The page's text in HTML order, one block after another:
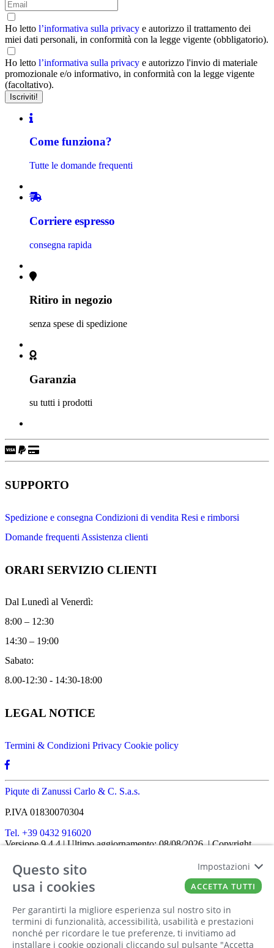
Ho letto l’informativa sulla privacy e autorizzo il trattamento dei
miei dati personali, in conformità con la legge vigente (obbligatorio).
Ho letto l’informativa sulla privacy e autorizzo l'invio di materiale
promozionale e/o informativo, in conformità con la legge vigente
(facoltativo).
Come funziona?
Tutte le domande frequenti
Corriere espresso
consegna rapida
Ritiro in negozio
senza spese di spedizione
Garanzia
su tutti i prodotti
SUPPORTO
Spedizione e consegna Condizioni di vendita Resi e rimborsi
Domande frequenti Assistenza clienti
ORARI SERVIZIO CLIENTI
Dal Lunedì al Venerdì:
8:00 – 12:30
14:30 – 19:00
Sabato:
8.00-12:30 - 14:30-18:00
LEGAL NOTICE
Termini & Condizioni Privacy Cookie policy
Piqute di Zanussi Carlo & C. S.a.s.
P.IVA 01830070304
Tel. +39 0432 916020
Versione 9.4.4 | Ultimo aggiornamento: 08/08/2026 | Copyright
Home| Chi siamo| Approfondimenti
FATTO CON IL
DA EUROBUSINESS
Ciao! Stai usando un browser non più
supportato! Per fruire al meglio di questo
sito ti consigliamo di utilizzare un altro
Questo sito
usa i cookies
Per garantirti la migliore esperienza sul nostro sito in
termini di funzionalità, accessibilità, usabilità e prestazioni
nonché per ricordare le tue preferenze, ti invitiamo ad
installare i cookie opzionali cliccando sul pulsante "Accetta
Impostazioni
ACCETTA TUTTI